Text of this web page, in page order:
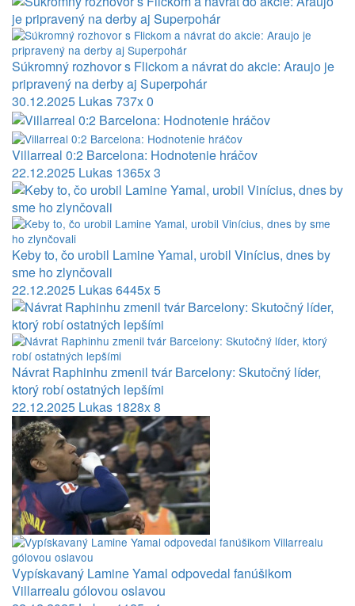
Súkromný rozhovor s Flickom a návrat do akcie: Araujo je
pripravený na derby aj Superpohár
30.12.2025 Lukas737x0
Villarreal 0:2 Barcelona: Hodnotenie hráčov
22.12.2025 Lukas 1365x3
Keby to, čo urobil Lamine Yamal, urobil Vinícius, dnes by
sme ho zlynčovali
22.12.2025 Lukas6445x5
Návrat Raphinhu zmenil tvár Barcelony: Skutočný líder,
ktorý robí ostatných lepšími
22.12.2025 Lukas 1828x8
Vypískavaný Lamine Yamal odpovedal fanúšikom
Villarrealu gólovou oslavou